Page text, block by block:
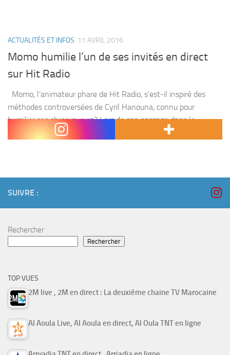
ACTUALITÉS ET INFOS 11 AVRIL 2016
Momo humilie l’un de ses invités en direct
sur Hit Radio
Momo, l’animateur phare de Hit Radio, s’est-il inspiré des
méthodes controversées de Cyril Hanouna, connu pour
humilier ses chroniqueurs? Lors de son passage dans le
morning de la chaîne dédiée aux jeunes, mardi...
SUIVRE :
Rechercher
Rechercher
TOP VUES
2M live , 2M en direct : La deuxième chaine TV Marocaine
Al Aoula Live, Al Aoula en direct, Al Oula TNT en ligne